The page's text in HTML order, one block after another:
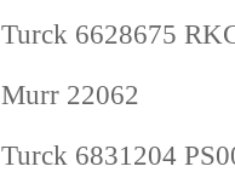
Turck 6628675
Murr 22062
Turck 6831204